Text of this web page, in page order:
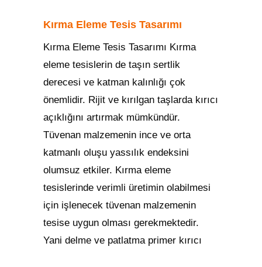
Kırma Eleme Tesis Tasarımı
Kırma Eleme Tesis Tasarımı Kırma
eleme tesislerin de taşın sertlik
derecesi ve katman kalınlığı çok
önemlidir. Rijit ve kırılgan taşlarda kırıcı
açıklığını artırmak mümkündür.
Tüvenan malzemenin ince ve orta
katmanlı oluşu yassılık endeksini
olumsuz etkiler. Kırma eleme
tesislerinde verimli üretimin olabilmesi
için işlenecek tüvenan malzemenin
tesise uygun olması gerekmektedir.
Yani delme ve patlatma primer kırıcı